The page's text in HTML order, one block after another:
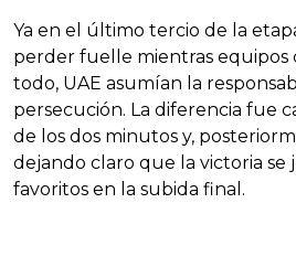
Ya en el último tercio de la
perder fuelle mientras equipos
todo, UAE asumían la
persecución. La diferencia fue
de los dos minutos y,
dejando claro que la victoria se
favoritos en la subida final.